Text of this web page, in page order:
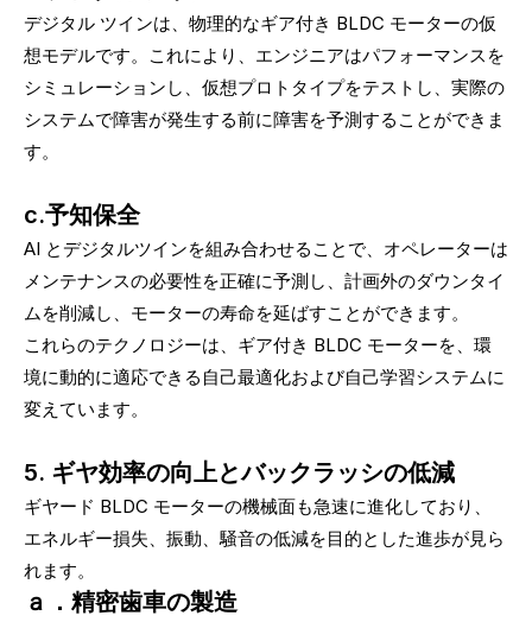
デジタル ツインは、物理的なギア付き BLDC モーターの仮
想モデルです。これにより、エンジニアはパフォーマンスを
シミュレーションし、仮想プロトタイプをテストし、実際の
システムで障害が発生する前に障害を予測することができま
す。
c.予知保全
AI とデジタルツインを組​​み合わせることで、オペレーターは
メンテナンスの必要性を正確に予測し、計画外のダウンタイ
ムを削減し、モーターの寿命を延ばすことができます。
これらのテクノロジーは、ギア付き BLDC モーターを、環
境に動的に適応できる自己最適化および自己学習システムに
変えています。
5. ギヤ効率の向上とバックラッシの低減
ギヤード BLDC モーターの機械面も急速に進化しており、
エネルギー損失、振動、騒音の低減を目的とした進歩が見ら
れます。
ａ．精密歯車の製造